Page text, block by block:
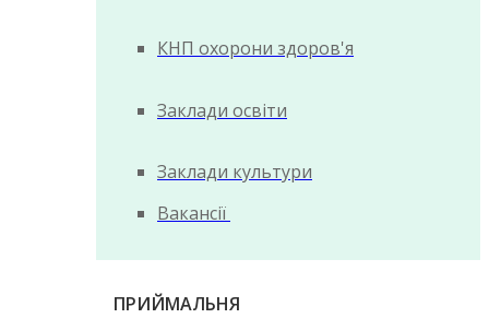
КНП охорони здоров'я
Заклади освіти
Заклади культури
Вакансії
ПРИЙМАЛЬНЯ